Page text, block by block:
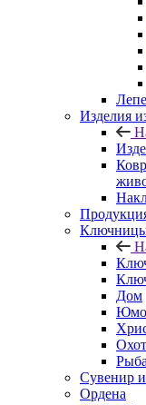
Изделия
Дом
Сувенир
Ордена